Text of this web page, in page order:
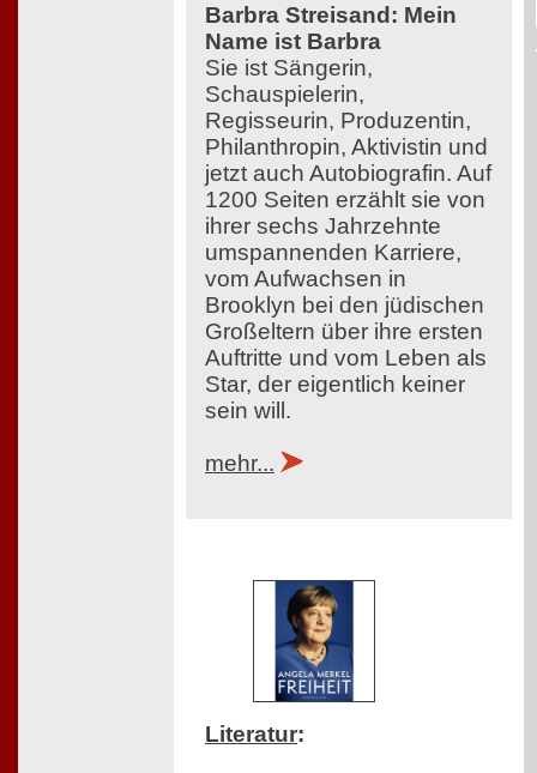
Barbra Streisand: Mein
Name ist Barbra
Sie ist Sängerin,
Schauspielerin,
Regisseurin, Produzentin,
Philanthropin, Aktivistin und
jetzt auch Autobiografin. Auf
1200 Seiten erzählt sie von
ihrer sechs Jahrzehnte
umspannenden Karriere,
vom Aufwachsen in
Brooklyn bei den jüdischen
Großeltern über ihre ersten
Auftritte und vom Leben als
Star, der eigentlich keiner
sein will.
mehr...
Literatur: